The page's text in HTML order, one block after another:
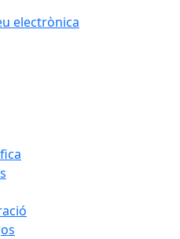
electrònica